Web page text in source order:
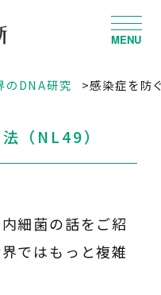
MENU
のDNA研究 感染症を防
（NL49）
細菌の話をご紹
ではもっと複雑